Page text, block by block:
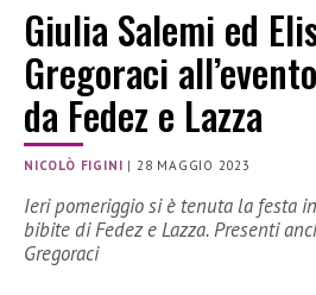
Giulia Salemi ed
Gregoraci
da Fedez e Lazza
NICOLÒ FIGINI | 28 MAGGIO 2023
Ieri pomeriggio si è tenuta la festa
bibite di Fedez e Lazza. Presenti
Gregoraci